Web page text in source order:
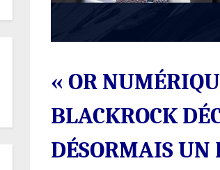
« OR
BLACKROCK
DÉSORMAIS UN